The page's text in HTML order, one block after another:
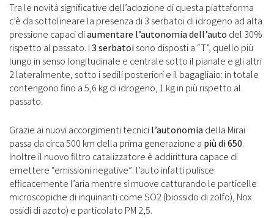
Tra le novità significative dell’adozione di questa piattaforma
c’è da sottolineare la presenza di 3 serbatoi di idrogeno ad alta
pressione capaci diaumentare l’autonomia dell’auto del 30%
rispetto al passato. I3 serbatoisono disposti a “T”, quello più
lungo in senso longitudinale e centrale sotto il pianale e gli altri
2 lateralmente, sotto i sedili posteriori e il bagagliaio: in totale
contengono fino a 5,6 kg di idrogeno, 1 kg in più rispetto al
passato.
Grazie ai nuovi accorgimenti tecnicil’autonomiadella Mirai
passa da circa 500 km della prima generazione a più di 650.
Inoltre il nuovo filtro catalizzatore è addirittura capace di
emettere “emissioni negative”: l’auto infatti pulisce
efficacemente l’aria mentre si muove catturando le particelle
microscopiche di inquinanti come SO2 (biossido di zolfo), Nox
ossidi di azoto) e particolato PM 2,5.